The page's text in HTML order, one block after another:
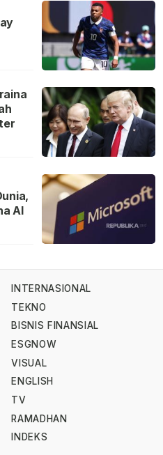
AI
INTERNASIONAL
TEKNO
BISNIS FINANSIAL
ESGNOW
VISUAL
ENGLISH
TV
RAMADHAN
INDEKS